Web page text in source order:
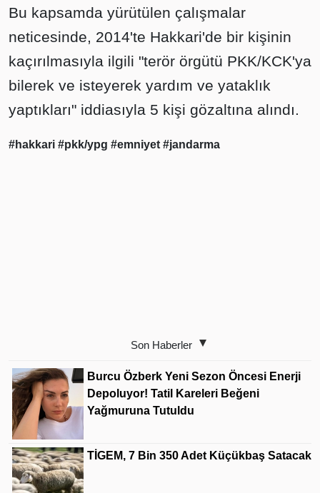
Bu kapsamda yürütülen çalışmalar
neticesinde, 2014'te Hakkari'de bir kişinin
kaçırılmasıyla ilgili "terör örgütü PKK/KCK'ya
bilerek ve isteyerek yardım ve yataklık
yaptıkları" iddiasıyla 5 kişi gözaltına alındı.
#hakkari #pkk/ypg #emniyet #jandarma
Son Haberler
Burcu Özberk Yeni Sezon Öncesi Enerji
Depoluyor! Tatil Kareleri Beğeni
Yağmuruna Tutuldu
TİGEM, 7 Bin 350 Adet Küçükbaş Satacak